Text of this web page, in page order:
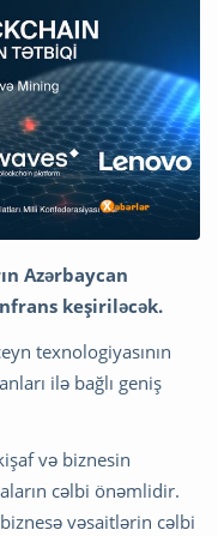
Azərbaycan
keşiriləcək.
texnologiyasının
ilə bağlı geniş
və biznesin
cəlbi önəmlidir.
vəsaitlərin cəlbi